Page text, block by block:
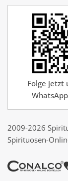
Folge jetzt
2009-2026
Spirituosen-